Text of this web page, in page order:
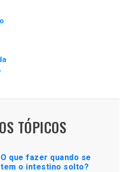
TÓPICOS
O que fazer quando se
tem o intestino solto?